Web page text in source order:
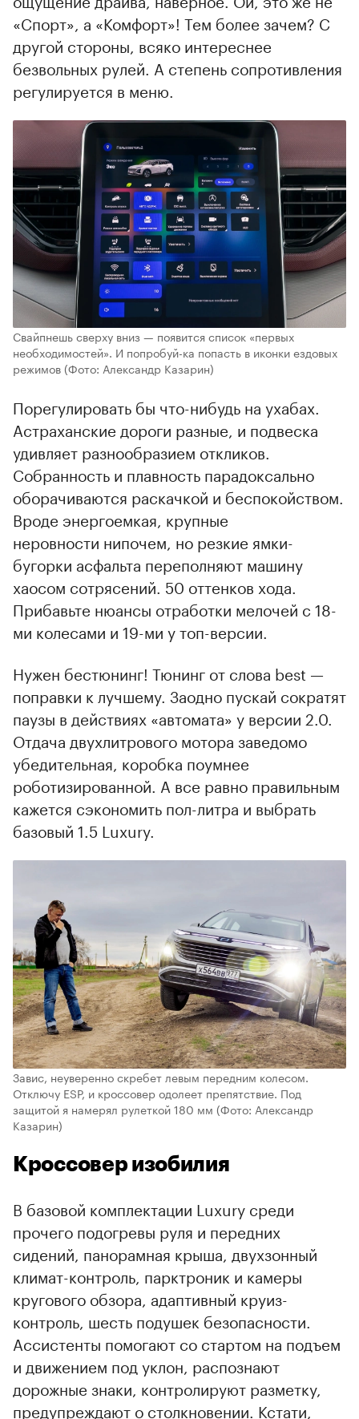
«Спорт», а «Комфорт»! Тем более зачем? С
другой стороны, всяко интереснее
безвольных рулей. А степень сопротивления
регулируется в меню.
Свайпнешь сверху вниз — появится список «первых
необходимостей». И попробуй-ка попасть в иконки ездовых
режимов(Фото: Александр Казарин)
Порегулировать бы что-нибудь на ухабах.
Астраханские дороги разные, и подвеска
удивляет разнообразием откликов.
Собранность и плавность парадоксально
оборачиваются раскачкой и беспокойством.
Вроде энергоемкая, крупные
неровности нипочем, но резкие ямки-
бугорки асфальта переполняют машину
хаосом сотрясений. 50 оттенков хода.
Прибавьте нюансы отработки мелочей с 18-
ми колесами и 19-ми у топ-версии.
Нужен бестюнинг! Тюнинг от слова best —
поправки к лучшему. Заодно пускай сократят
паузы в действиях «автомата» у версии 2.0.
Отдача двухлитрового мотора заведомо
убедительная, коробка поумнее
роботизированной. А все равно правильным
кажется сэкономить пол-литра и выбрать
базовый 1.5 Luxury.
Завис, неуверенно скребет левым передним колесом.
Отключу ESP, и кроссовер одолеет препятствие. Под
защитой я намерял рулеткой 180 мм (Фото: Александр
Казарин)
Кроссовер изобилия
В базовой комплектации Luxury среди
прочего подогревы руля и передних
сидений, панорамная крыша, двухзонный
климат-контроль, парктроник и камеры
кругового обзора, адаптивный круиз-
контроль, шесть подушек безопасности.
Ассистенты помогают со стартом на подъем
и движением под уклон, распознают
дорожные знаки, контролируют разметку,
предупреждают о столкновении. Кстати,